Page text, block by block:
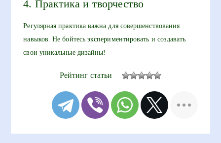
4. Практика и творчество
Регулярная практика важна для совершенствования
навыков. Не бойтесь экспериментировать и создавать
свои уникальные дизайны!
Рейтинг статьи